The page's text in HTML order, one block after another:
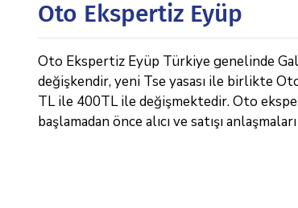
Oto Ekspertiz Eyüp
Oto Ekspertiz Eyüp Türkiye genelinde
değişkendir, yeni Tse yasası ile birlikte
TL ile 400TL ile değişmektedir. Oto
başlamadan önce alıcı ve satışı